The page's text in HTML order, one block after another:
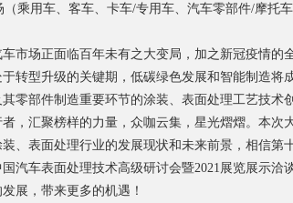
（乘用车、客车、卡车/专用车、汽车零部件/摩托
车市场正面临百年未有之大变局，加之新冠疫情的
转型升级的关键期，低碳绿色发展和智能制造将
零部件制造重要环节的涂装、表面处理工艺技术
，汇聚榜样的力量，众咖云集，星光熠熠。本次
、表面处理行业的发展现状和未来前景，相信第
汽车表面处理技术高级研讨会暨2021展览展示洽
展，带来更多的机遇！